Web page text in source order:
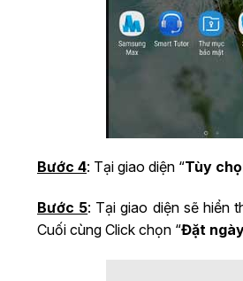
Bước 4: Tại giao diện “Tùy
Bước 5: Tại giao diện sẽ hiển
Cuối cùng Click chọn “Đặt